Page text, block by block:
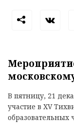
В пятницу, 21
участие в XV
образовательных